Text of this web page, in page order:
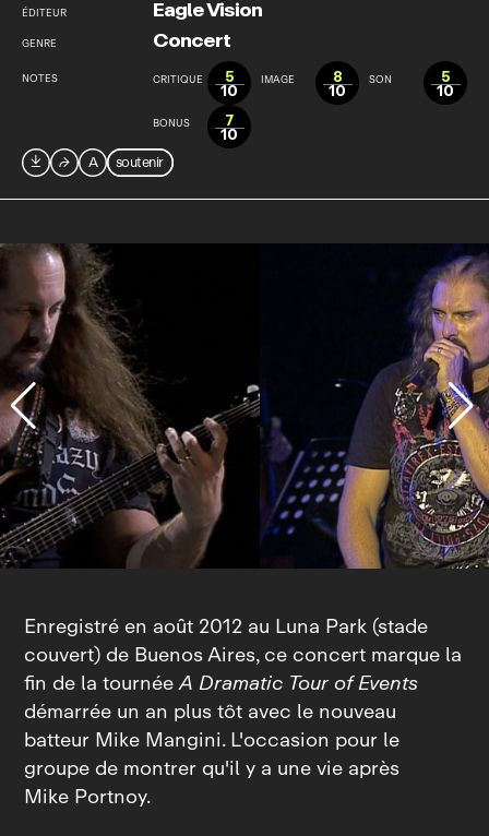
ÉDITEUR Eagle Vision
GENRE Concert
NOTES CRITIQUE 5
10
IMAGE 8
10
SON 5
10
BONUS 7
10

⮫ A soutenir
Enregistré en août 2012 au Luna Park (stade
couvert) de Buenos Aires, ce concert marque la
fin de la tournéeA Dramatic Tour of Events
démarrée un an plus tôt avec le nouveau
batteur Mike Mangini. L'occasion pour le
groupe de montrer qu'il y a une vie après
Mike Portnoy.